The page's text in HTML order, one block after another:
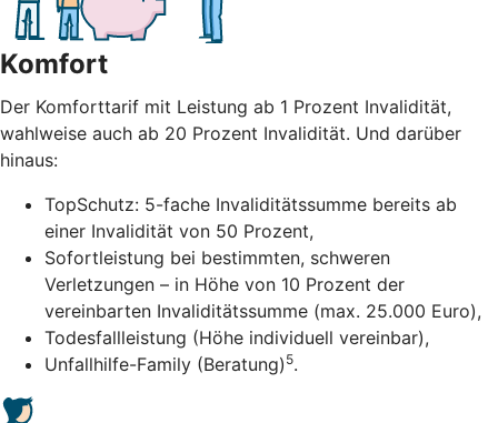
Komfort
Der Komforttarif mit Leistung ab 1 Prozent Invalidität,
wahlweise auch ab 20 Prozent Invalidität. Und darüber
hinaus:
TopSchutz: 5-fache Invaliditätssumme bereits ab
einer Invalidität von 50 Prozent,
Sofortleistung bei bestimmten, schweren
Verletzungen – in Höhe von 10 Prozent der
vereinbarten Invaliditätssumme (max. 25.000 Euro),
Todesfallleistung (Höhe individuell vereinbar),
Unfallhilfe-Family (Beratung) 5.